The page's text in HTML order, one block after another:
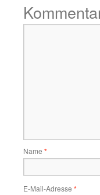
Name *
E-Mail-Adresse *